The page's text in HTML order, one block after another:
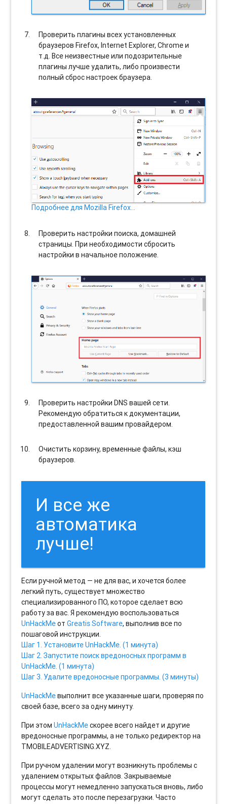
Проверить плагины всех установленных
браузеров Firefox, Internet Explorer, Chrome и
т.д. Все неизвестные или подозрительные
плагины лучше удалить, либо произвести
полный сброс настроек браузера.
Подробнее для Mozilla Firefox…
Проверить настройки поиска, домашней
страницы. При необходимости сбросить
настройки в начальное положение.
Проверить настройки DNS вашей сети.
Рекомендую обратиться к документации,
предоставленной вашим провайдером.
Очистить корзину, временные файлы, кэш
браузеров.
И все же
автоматика
лучше!
Если ручной метод — не для вас, и хочется более
легкий путь, существует множество
специализированного ПО, которое сделает всю
работу за вас. Я рекомендую воспользоваться
UnHackMeотGreatis Software, выполнив все по
пошаговой инструкции.
Шаг 1. Установите UnHackMe. (1 минута)
Шаг 2. Запустите поиск вредоносных программ в
UnHackMe. (1 минута)
Шаг 3. Удалите вредоносные программы. (3 минуты)
UnHackMeвыполнит все указанные шаги, проверяя по
своей базе, всего за одну минуту.
При этомUnHackMeскорее всего найдет и другие
вредоносные программы, а не только редиректор на
TMOBILEADVERTISING.XYZ.
При ручном удалении могут возникнуть проблемы с
удалением открытых файлов. Закрываемые
процессы могут немедленно запускаться вновь, либо
могут сделать это после перезагрузки. Часто